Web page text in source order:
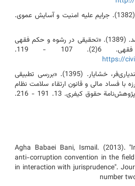
میر‌محمد‌صادقی، حسین. (1382). جرایم علیه امنیت و آسایش عموی.
میرحسینی نیری، سید احمد. (1389). «تحقیقی در رشوه و حکم فقهی
- 119.
https://
نظری‌نژاد، محمد‌رضا؛ اسفندیاری‌فر، خشایار. (1395). «بررسی تطبیقی
با فساد مالی و قانون ارتقاء سلامت نظام
حقوق کیفری. 13. 191 - 216.
Agha Babaei Bani, Ismail. (2013).
anti-corruption convention in the
in interaction with jurisprudence".
number